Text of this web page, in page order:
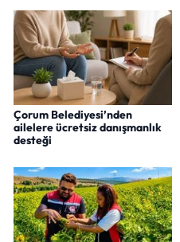
Çorum Belediyesi’nden
ailelere ücretsiz danışmanlık
desteği